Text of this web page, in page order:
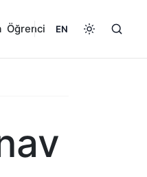
Öğrenci EN